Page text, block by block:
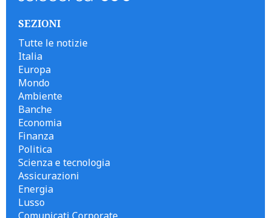
SEZIONI
Tutte le notizie
Italia
Europa
Mondo
Ambiente
Banche
Economia
Finanza
Politica
Scienza e tecnologia
Assicurazioni
Energia
Lusso